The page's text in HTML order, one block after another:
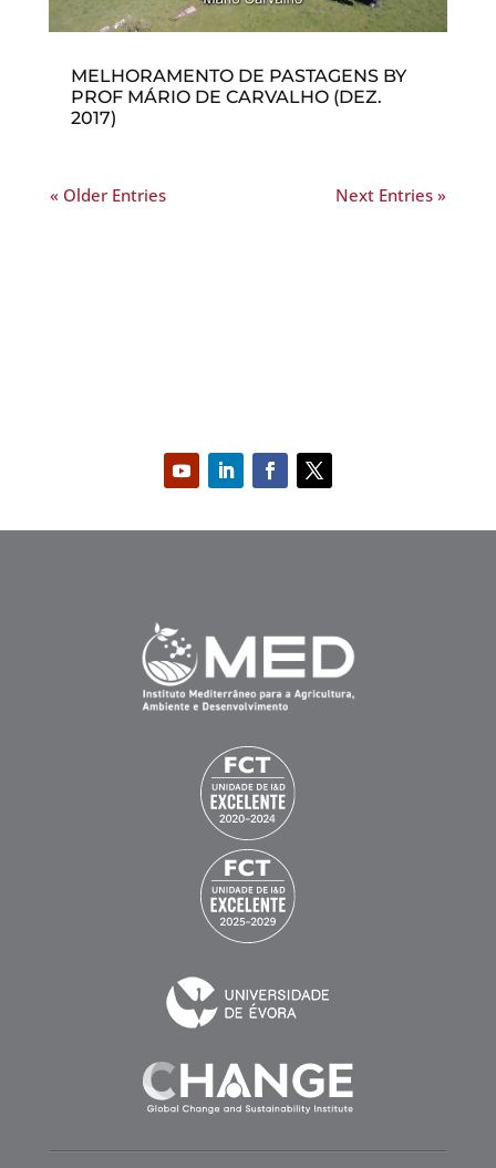
MELHORAMENTO DE PASTAGENS BY
PROF MÁRIO DE CARVALHO (DEZ.
2017)
« Older Entries Next Entries »